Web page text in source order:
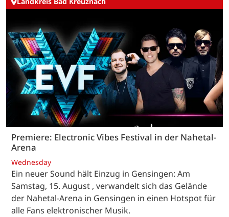
Premiere: Electronic Vibes Festival in der Nahetal-
Arena
Wednesday
Ein neuer Sound hält Einzug in Gensingen: Am
Samstag, 15. August , verwandelt sich das Gelände
der Nahetal-Arena in Gensingen in einen Hotspot für
alle Fans elektronischer Musik.